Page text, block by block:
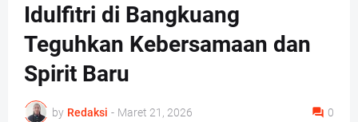
Idulfitri di Bangkuang
Teguhkan Kebersamaan dan
Spirit Baru
by Redaksi - Maret 21, 2026 0